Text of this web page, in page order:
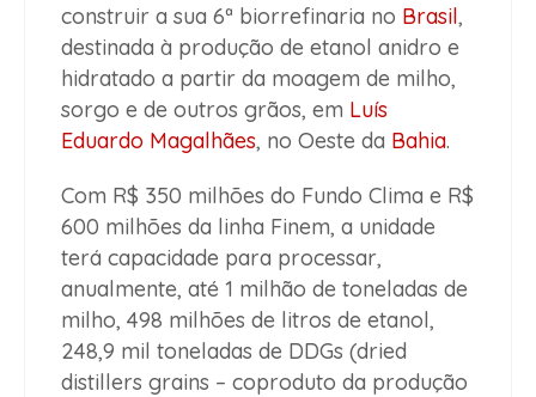
construir a sua 6ª biorrefinaria no Brasil,
destinada à produção de etanol anidro e
hidratado a partir da moagem de milho,
sorgo e de outros grãos, em Luís
Eduardo Magalhães, no Oeste da Bahia.
Com R$ 350 milhões do Fundo Clima e R$
600 milhões da linha Finem, a unidade
terá capacidade para processar,
anualmente, até 1 milhão de toneladas de
milho, 498 milhões de litros de etanol,
248,9 mil toneladas de DDGs (dried
distillers grains – coproduto da produção